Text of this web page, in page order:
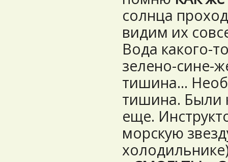
солнца
видим их
Вода какого-
зелено-сине-
тишина…
тишина. Были
еще.
морскую